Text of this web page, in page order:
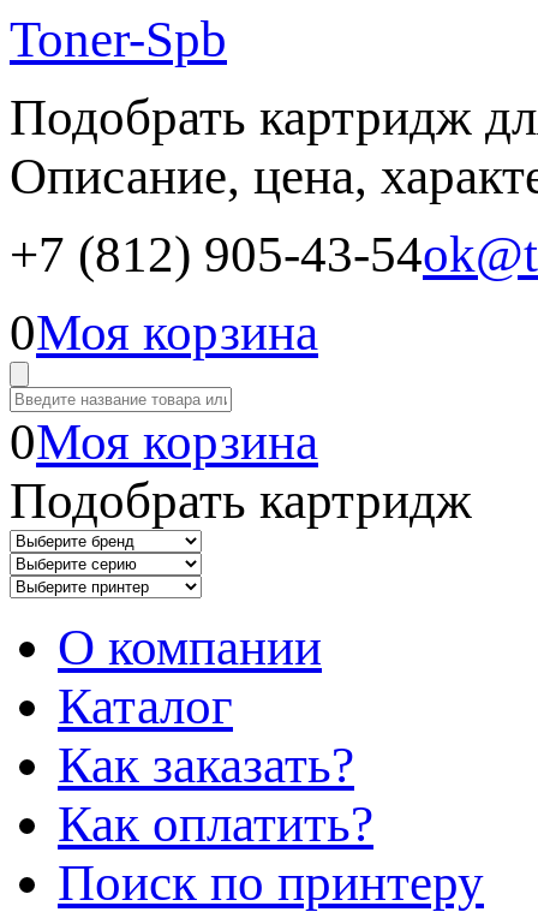
Toner-Spb
Подобрать картридж
Описание, цена,
+7 (812) 905-43-54
0Моя корзина
0Моя корзина
Подобрать картридж
О компании
Каталог
Как заказать?
Как оплатить?
Поиск по принтеру